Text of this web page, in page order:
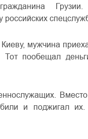
российских
мужчина
пообещал
и поджигал